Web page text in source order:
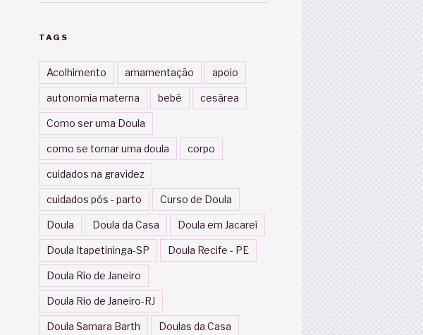
TAGS
Acolhimento amamentação apoio
autonomia materna bebê cesárea
Como ser uma Doula
como se tornar uma doula corpo
cuidados na gravidez
cuidados pós - parto Curso de Doula
Doula Doula da Casa Doula em Jacareí
Doula Itapetininga-SP Doula Recife - PE
Doula Rio de Janeiro
Doula Rio de Janeiro-RJ
Doula Samara Barth Doulas da Casa